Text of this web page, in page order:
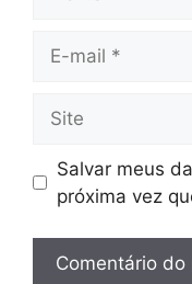
mail
Salvar meus
próxima vez